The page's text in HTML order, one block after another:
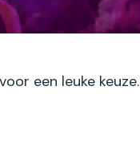
een leuke keuze.